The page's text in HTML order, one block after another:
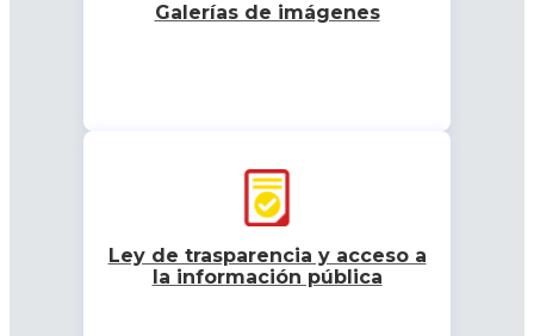
Galerías de imágenes
Ley de trasparencia y acceso a
la información pública